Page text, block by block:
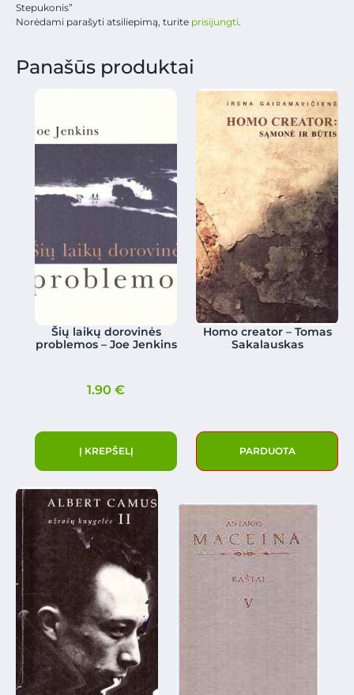
Stepukonis”
Norėdami parašyti atsiliepimą, turite prisijungti.
Panašūs produktai
Šių laikų dorovinės
problemos – Joe Jenkins
1.90€
Į KREPŠELĮ
Homo creator – Tomas
Sakalauskas
PARDUOTA